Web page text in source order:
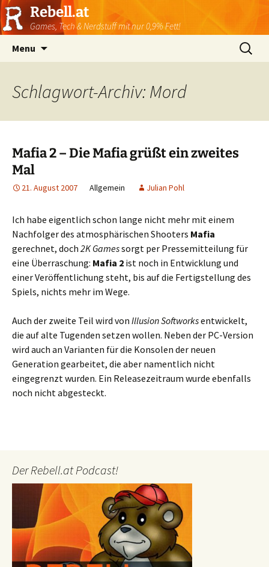
Rebell.at
Games, Tech & Nerdstuff mit nur 0,9% Fett!
Menu
Suchen
nach:
Schlagwort-Archiv: Mord
Mafia 2 – Die Mafia grüßt ein zweites
Mal
21. August 2007 Allgemein Julian Pohl
Ich habe eigentlich schon lange nicht mehr mit einem
Nachfolger des atmosphärischen Shooters Mafia
gerechnet, doch 2K Gamessorgt per Pressemitteilung für
eine Überraschung: Mafia 2 ist noch in Entwicklung und
einer Veröffentlichung steht, bis auf die Fertigstellung des
Spiels, nichts mehr im Wege.
Auch der zweite Teil wird von Illusion Softworksentwickelt,
die auf alte Tugenden setzen wollen. Neben der PC-Version
wird auch an Varianten für die Konsolen der neuen
Generation gearbeitet, die aber namentlich nicht
eingegrenzt wurden. Ein Releasezeitraum wurde ebenfalls
noch nicht abgesteckt.
Der Rebell.at Podcast!